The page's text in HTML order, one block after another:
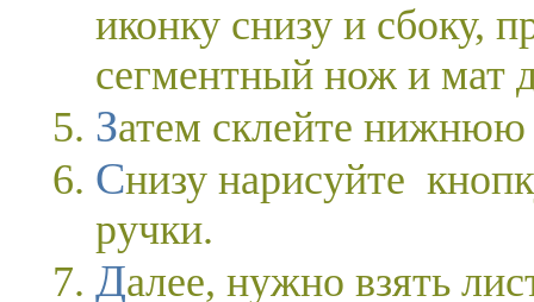
иконку снизу и сбоку,
сегментный нож и мат
Затем склейте
Снизу нарисуйте кнопку при помощи серебристой
ручки.
Далее, нужно взять лист бумаги и сложить конверт. Он